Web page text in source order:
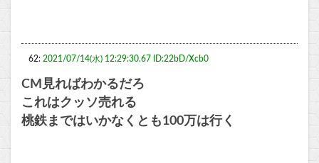
62: 2021/07/14(水) 12:29:30.67 ID:22bD/Xcb0
CM見ればわかるだろ
これはクッソ売れる
桃鉄まではいかなくとも100万は行く